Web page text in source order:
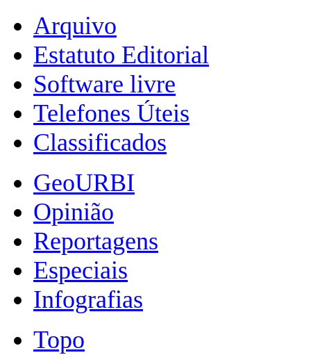
Arquivo
Estatuto Editorial
Software livre
Telefones Úteis
Classificados
GeoURBI
Opinião
Reportagens
Especiais
Infografias
Topo